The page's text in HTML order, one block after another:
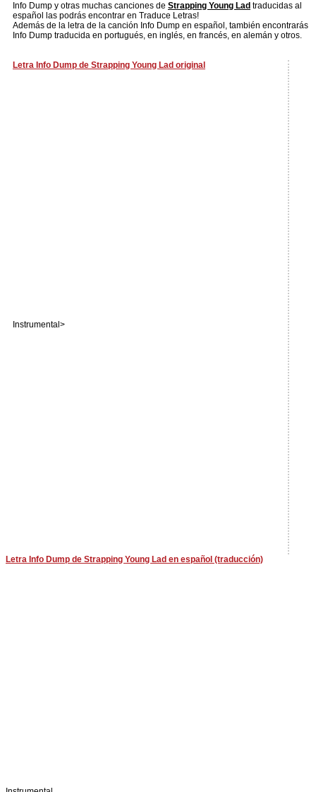
Info Dump y otras muchas canciones de Strapping Young Lad traducidas al
español las podrás encontrar en Traduce Letras!
Además de la letra de la canción Info Dump en español, también encontrarás
Info Dump traducida en portugués, en inglés, en francés, en alemán y otros.
Letra Info Dump de Strapping Young Lad original
Instrumental>
Letra Info Dump de Strapping Young Lad en español (traducción)